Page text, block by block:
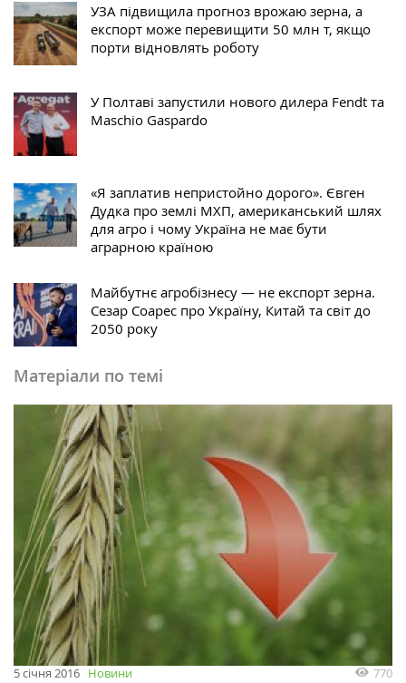
УЗА підвищила прогноз врожаю зерна, а
експорт може перевищити 50 млн т, якщо
порти відновлять роботу
У Полтаві запустили нового дилера Fendt та
Maschio Gaspardo
«Я заплатив непристойно дорого». Євген
Дудка про землі МХП, американський шлях
для агро і чому Україна не має бути
аграрною країною
Майбутнє агробізнесу — не експорт зерна.
Сезар Соарес про Україну, Китай та світ до
2050 року
Матеріали по темі
5 січня 2016 Новини 770